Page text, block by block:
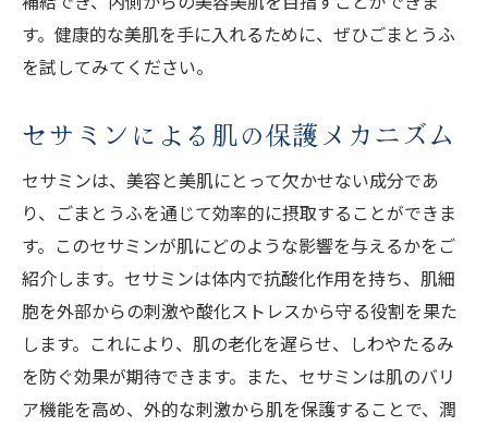
す。健康的な美肌を手に入れるために、ぜひごまとうふ
を試してみてください。
セサミンによる肌の保護メカニズム
セサミンは、美容と美肌にとって欠かせない成分であ
り、ごまとうふを通じて効率的に摂取することができま
す。このセサミンが肌にどのような影響を与えるかをご
紹介します。セサミンは体内で抗酸化作用を持ち、肌細
胞を外部からの刺激や酸化ストレスから守る役割を果た
します。これにより、肌の老化を遅らせ、しわやたるみ
を防ぐ効果が期待できます。また、セサミンは肌のバリ
ア機能を高め、外的な刺激から肌を保護することで、潤